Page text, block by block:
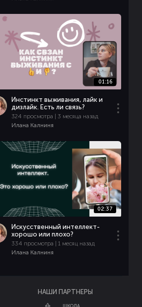
01:16
Инстинкт выживания, лайк и
дизлайк. Есть ли связь?
324 просмотра | 3 месяца назад
Илана Калниня
02:37
Искусственный интеллект-
хорошо или плохо?
334 просмотра | 1 месяц назад
Илана Калниня
НАШИ ПАРТНЕРЫ
ШКОЛА